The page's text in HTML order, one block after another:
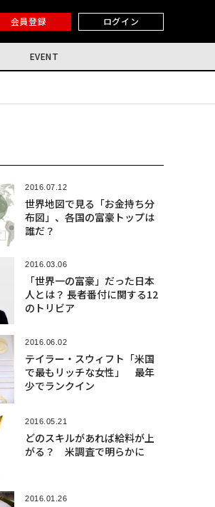
会員登録 ログイン
EVENT
2016.07.12
世界地図で見る「お金持ち分
布図」、各国の富豪トップは
誰だ？
2016.03.06
「世界一の富豪」だった日本
人とは？ 長者番付に関する12
のトリビア
2016.06.02
テイラー・スウィフト「米国
で最もリッチな女性」 最年
少でランクイン
2016.05.21
どのスキルがあれば給料が上
がる？ 米調査で明らかに
2016.01.26